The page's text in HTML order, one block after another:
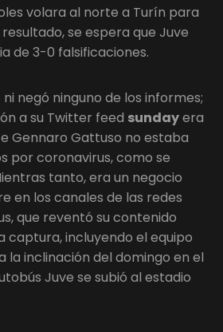
volara al norte a Turín para
se espera que Juve
de 3-0 falsificaciones.
negó ninguno de los informes;
a su Twitter feed sundayera
Gennaro Gattuso no estaba
por coronavirus, como se
tanto, era un negocio
en los canales de las redes
que reventó su contenido
captura, incluyendo el equipo
la inclinación del domingo en el
Juve se subió al estadio